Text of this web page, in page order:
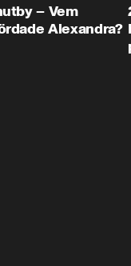
– Vem
Alexandra?